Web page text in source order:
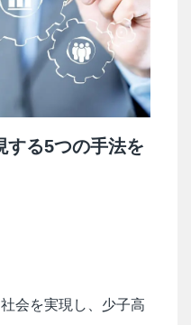
する5つの手法を
会を実現し、少子高